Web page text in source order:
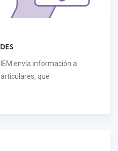
envía información a
que